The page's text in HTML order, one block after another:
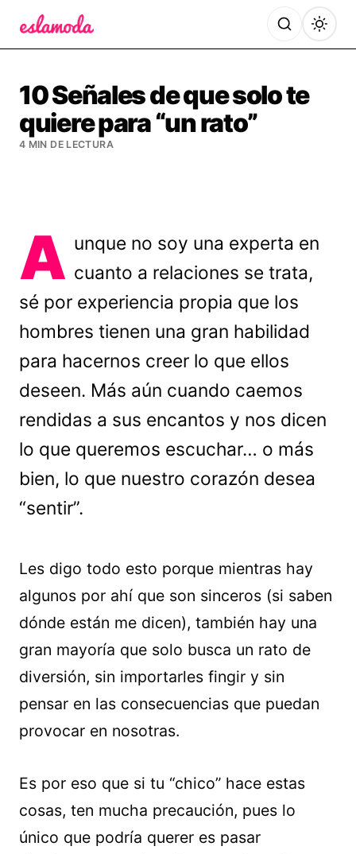
10 Señales de que solo te
quiere para “un rato”
4 MIN DE LECTURA
A unque no soy una experta en
cuanto a relaciones se trata,
sé por experiencia propia que los
hombres tienen una gran habilidad
para hacernos creer lo que ellos
deseen. Más aún cuando caemos
rendidas a sus encantos y nos dicen
lo que queremos escuchar… o más
bien, lo que nuestro corazón desea
“sentir”.
Les digo todo esto porque mientras hay
algunos por ahí que son sinceros (si saben
dónde están me dicen), también hay una
gran mayoría que solo busca un rato de
diversión, sin importarles fingir y sin
pensar en las consecuencias que puedan
provocar en nosotras.
Es por eso que si tu “chico” hace estas
cosas, ten mucha precaución, pues lo
único que podría querer es pasar